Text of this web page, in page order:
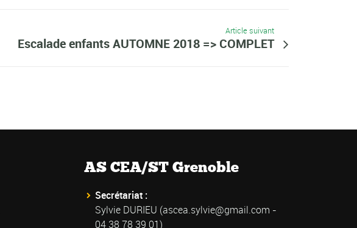
Article suivant
Escalade enfants AUTOMNE 2018 => COMPLET
AS CEA/ST Grenoble
Secrétariat :
Sylvie DURIEU (ascea.sylvie@gmail.com -
04 38 78 39 01)